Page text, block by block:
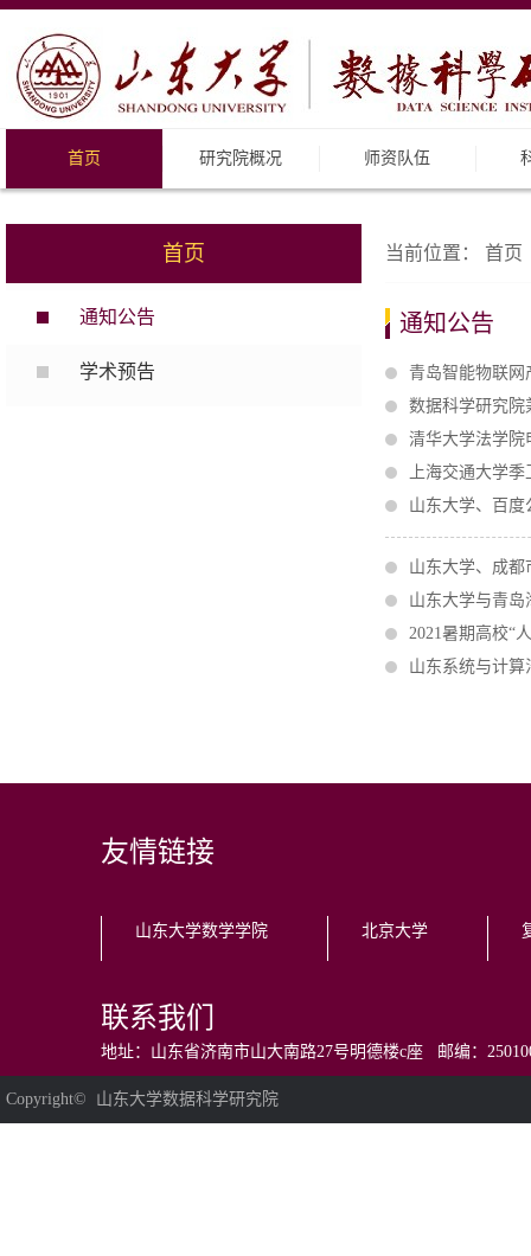
首页 研究院概况 师资队伍
首页
通知公告
学术预告
当前位置： 首页
通知公告
青岛智能物联网
数据科学研究院
清华大学法学院
上海交通大学
山东大学、百
山东大学、成
山东大学与青
2021暑期高校“
山东系统与计
友情链接
山东大学数学学院 北京大学
联系我们
地址：山东省济南市山大南路27号明德楼c座 邮编：
Copyright© 山东大学数据科学研究院